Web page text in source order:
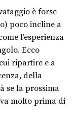
è forse
poco incline a
l’esperienza
Ecco
ripartire e a
della
se la prossima
molto prima di